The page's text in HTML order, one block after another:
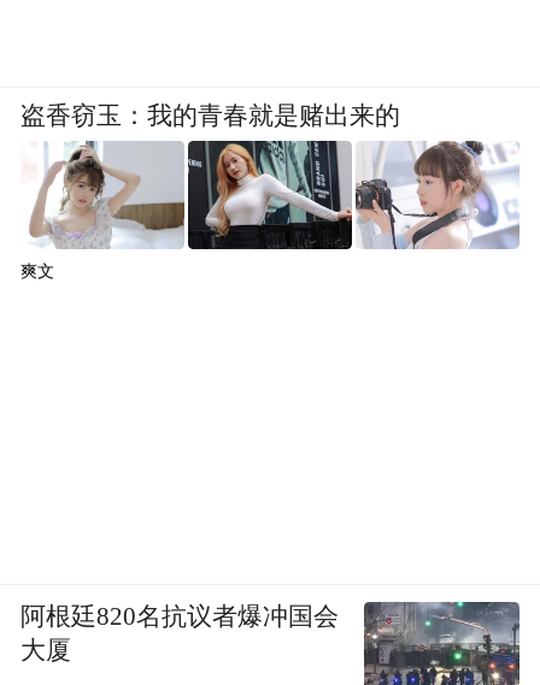
盗香窃玉：我的青春就是赌出来的
爽文
阿根廷820名抗议者爆冲国会
大厦